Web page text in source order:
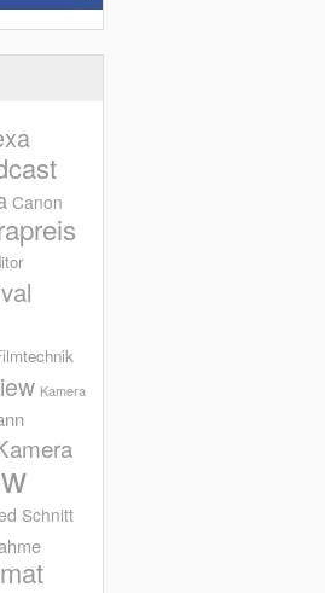
Canon
Kamera
Schnitt